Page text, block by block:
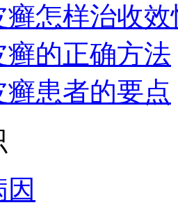
癣怎样治收效
癣的正确方法
患者的要点